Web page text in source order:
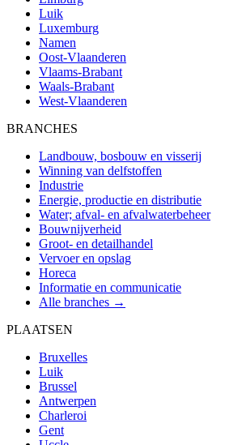
Luik
Luxemburg
Namen
Oost-Vlaanderen
Vlaams-Brabant
Waals-Brabant
West-Vlaanderen
BRANCHES
Landbouw, bosbouw en visserij
Winning van delfstoffen
Industrie
Energie, productie en distributie
Water; afval- en afvalwaterbeheer
Bouwnijverheid
Groot- en detailhandel
Vervoer en opslag
Horeca
Informatie en communicatie
Alle branches →
PLAATSEN
Bruxelles
Luik
Brussel
Antwerpen
Charleroi
Gent